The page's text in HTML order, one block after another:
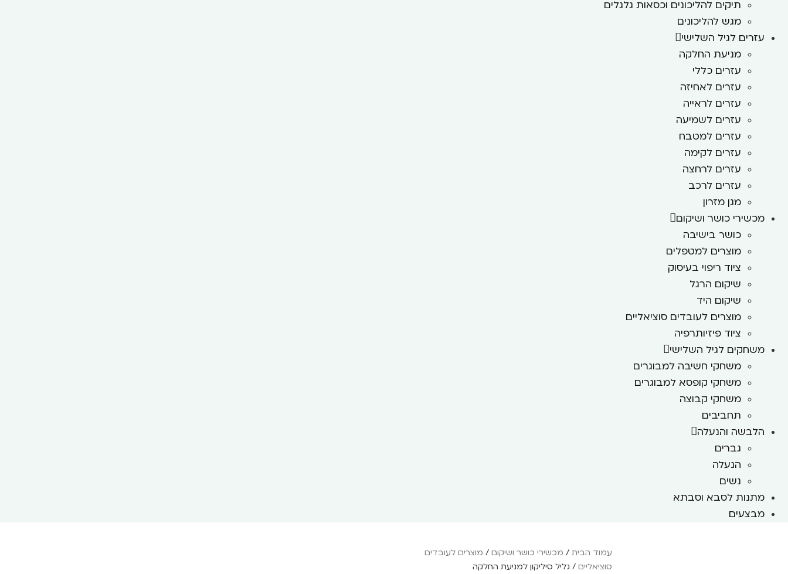
תיקים להליכונים וכסאות גלגלים
מגש להליכונים
עזרים לגיל השלישי
מניעת החלקה
עזרים כללי
עזרים לאחיזה
עזרים לראייה
עזרים לשמיעה
עזרים למטבח
עזרים לקימה
עזרים לרחצה
עזרים לרכב
מגן מזרון
מכשירי כושר ושיקום
כושר בישיבה
מוצרים למטפלים
ציוד ריפוי בעיסוק
שיקום הרגל
שיקום היד
מוצרים לעובדים סוציאליים
ציוד פיזיותרפיה
משחקים לגיל השלישי
משחקי חשיבה למבוגרים
משחקי קופסא למבוגרים
משחקי קבוצה
תחביבים
הלבשה והנעלה
גברים
הנעלה
נשים
מתנות לסבא וסבתא
מבצעים
עמוד הבית/ מכשירי כושר ושיקום/ מוצרים לעובדים
סוציאליים/ גליל סיליקון למניעת החלקה